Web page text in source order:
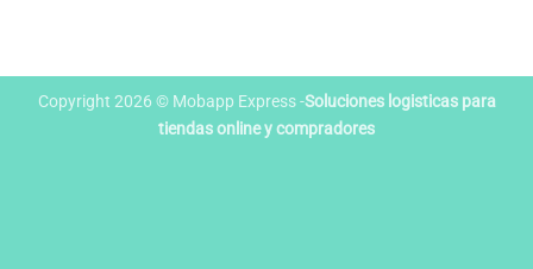
Copyright 2026 © Mobapp Express -Soluciones logisticas para
tiendas online y compradores